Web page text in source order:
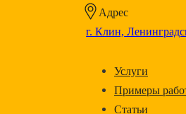
Адрес
г. Клин,
Услуги
Примеры
Статьи